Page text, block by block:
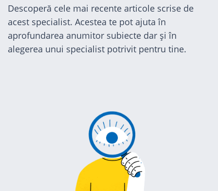
Descoperă cele mai recente articole scrise de
acest specialist. Acestea te pot ajuta în
aprofundarea anumitor subiecte dar și în
alegerea unui specialist potrivit pentru tine.